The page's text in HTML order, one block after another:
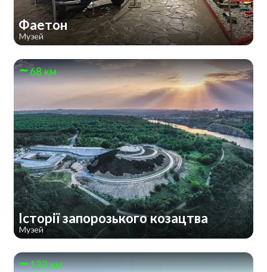
Фаетон
Музей
68 км
Історії запорозького козацтва
Музей
132 км